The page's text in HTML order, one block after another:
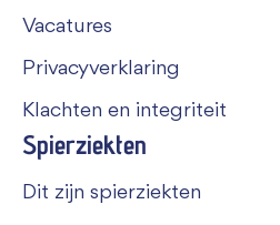
Vacatures
Privacyverklaring
Klachten en integriteit
Spierziekten
Dit zijn spierziekten